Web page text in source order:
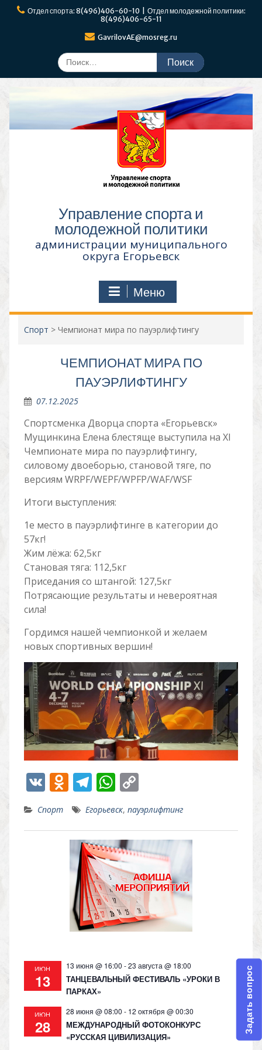
ПерейтиОтдел спорта: 8(496)406-60-10 | Отдел молодежной политики:
8(496)406-65-11
GavrilovAE@mosreg.ru
Поиск
по:
Управление спорта и
молодежной политики
администрации муниципального
округа Егорьевск
Меню
Спорт > Чемпионат мира по пауэрлифтингу
ЧЕМПИОНАТ МИРА ПО
ПАУЭРЛИФТИНГУ
07.12.2025
Спортсменка Дворца спорта «Егорьевск»
Мущинкина Елена блестяще выступила на XI
Чемпионате мира по пауэрлифтингу,
силовому двоеборью, становой тяге, по
версиям WRPF/WEPF/WPFP/WAF/WSF
Итоги выступления:
1е место в пауэрлифтинге в категории до
57кг!
Жим лёжа: 62,5кг
Становая тяга: 112,5кг
Приседания со штангой: 127,5кг
Потрясающие результаты и невероятная
сила!
Гордимся нашей чемпионкой и желаем
новых спортивных вершин!
V O
d
n
o
kl
as
s
ni
ki
T
e
gr
a
m
W
at
s
A
p
p
C
p
y
Li
n
k
Спорт Егорьевск, пауэрлифтинг
ИЮН
13
13 июня @ 16:00 -23 августа @ 18:00
ТАНЦЕВАЛЬНЫЙ ФЕСТИВАЛЬ «УРОКИ В
ПАРКАХ»
ИЮН
28
28 июня @ 08:00 - 12 октября @ 00:30
МЕЖДУНАРОДНЫЙ ФОТОКОНКУРС
«РУССКАЯ ЦИВИЛИЗАЦИЯ»
Задать вопрос